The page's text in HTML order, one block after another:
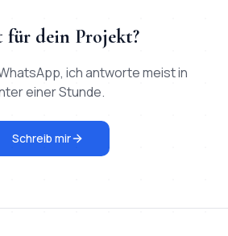
für dein Projekt?
ich antworte meist in
einer Stunde.
Schreib mir